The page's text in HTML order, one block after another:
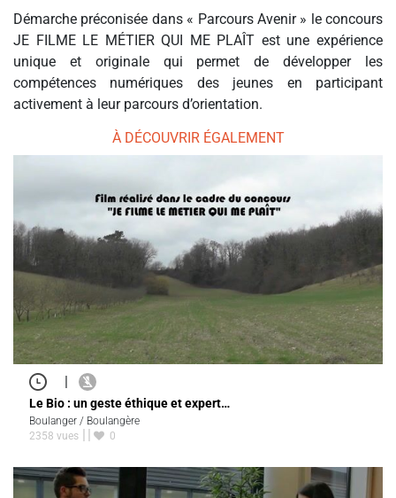
Démarche préconisée dans « Parcours Avenir » le concours
JE FILME LE MÉTIER QUI ME PLAÎT est une expérience
unique et originale qui permet de développer les
compétences numériques des jeunes en participant
activement à leur parcours d’orientation.
À DÉCOUVRIR ÉGALEMENT
|
Le Bio : un geste éthique et expert…
Boulanger / Boulangère
2358 vues
0